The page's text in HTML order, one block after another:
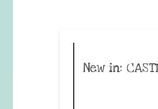
New in: